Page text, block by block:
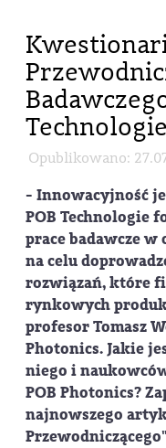
Opublikowano:
- Innowacyjność
POB Technologie
prace badawcze
na celu
rozwiązań, które
rynkowych
profesor Tomasz
Photonics. Jakie
niego i
POB Photonics?
najnowszego